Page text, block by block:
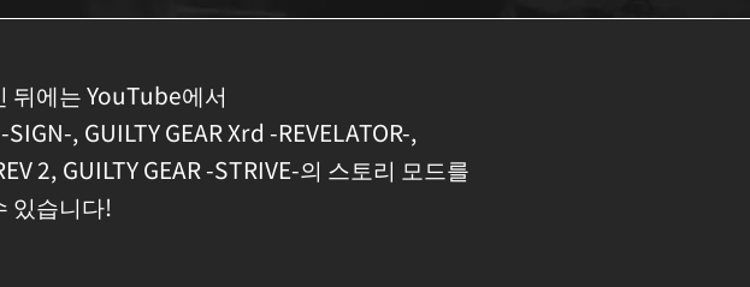
뒤에는 YouTube에서
SIGN-, GUILTY GEAR Xrd -REVELATOR-,
2, GUILTY GEAR -STRIVE-의 스토리 모드를
있습니다!